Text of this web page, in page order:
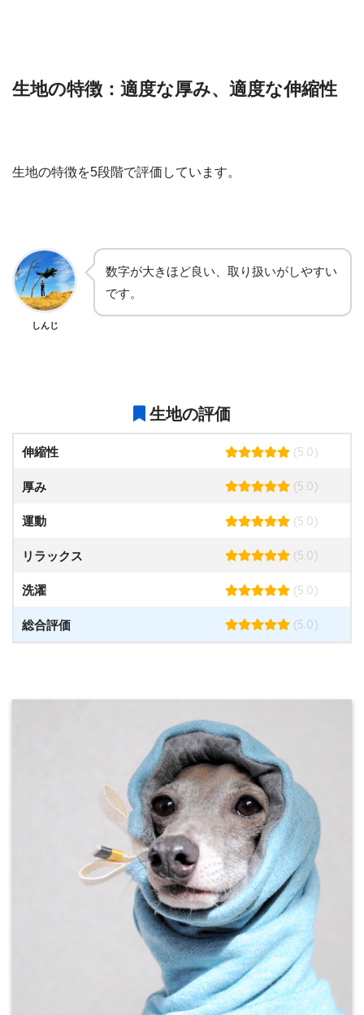
生地の特徴：適度な厚み、適度な伸縮性
生地の特徴を5段階で評価しています。
しんじ
数字が大きほど良い、取り扱いがしやすい
です。
生地の評価
伸縮性 (5.0)
厚み (5.0)
運動 (5.0)
リラックス (5.0)
洗濯 (5.0)
総合評価 (5.0)